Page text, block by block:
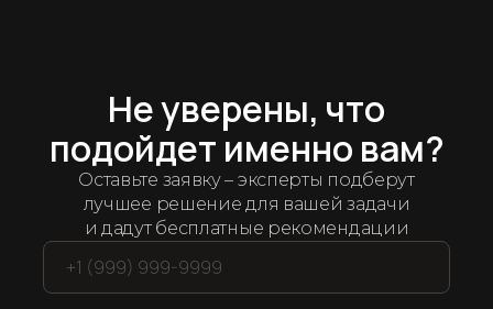
Не уверены, что
подойдет именно вам?
Оставьте заявку – эксперты подберут
лучшее решение для вашей задачи
и дадут бесплатные рекомендации
лучшие
мы протестировали и отобрали десятки
компанией и продажами